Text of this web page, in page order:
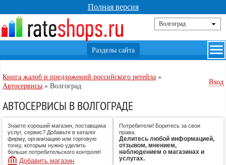
Полная версия
Книга жалоб и предложений российского ретейла »
Автосервисы »Волгоград
Вход
АВТОСЕРВИСЫ В ВОЛГОГРАДЕ
Знаете хороший магазин, поставщика
услуг, сервис? Добавьте в каталог
фирму, организацию или торговую
точку, которым нужно уделить
больше потребительского контроля!
Добавить магазин
Потребители! Боритесь за свои
права.
Делитесь любой информацией,
отзывом, мнением,
наблюдением о магазинах и
услугах.